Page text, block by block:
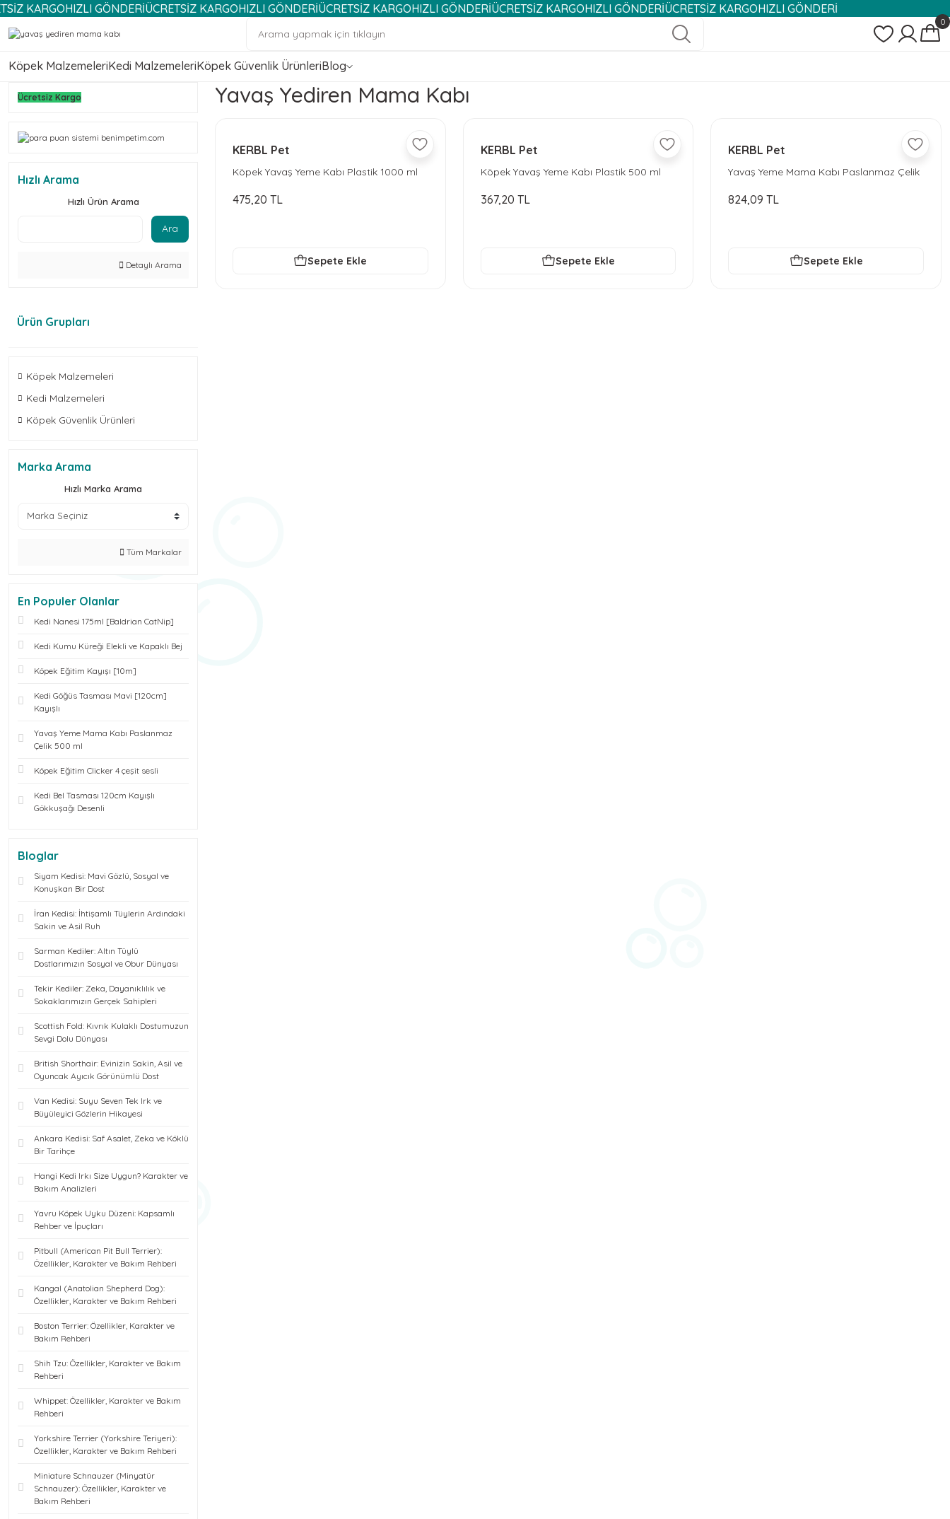
HIZLI GÖNDERİÜCRETSİZ KARGOHIZLI GÖNDERİÜCRETSİZ KARGOHIZLI GÖNDERİÜCRETSİZ KARGOHIZLI GÖNDERİÜCRETSİZ KARGOHIZLI GÖNDERİ
0
Köpek MalzemeleriKedi MalzemeleriKöpek Güvenlik ÜrünleriBlog
Ücretsiz Kargo
Hızlı Arama
Hızlı Ürün Arama
Ara
Detaylı Arama
Ürün Grupları
Köpek Malzemeleri
Kedi Malzemeleri
Köpek Güvenlik Ürünleri
Marka Arama
Hızlı Marka Arama
Tüm Markalar
En Populer Olanlar
Kedi Nanesi 175ml [Baldrian CatNip]
Kedi Kumu Küreği Elekli ve Kapaklı Bej
Köpek Eğitim Kayışı [10m]
Kedi Göğüs Tasması Mavi [120cm]
Kayışlı
Yavaş Yeme Mama Kabı Paslanmaz
Çelik 500 ml
Köpek Eğitim Clicker 4 çeşit sesli
Kedi Bel Tasması 120cm Kayışlı
Gökkuşağı Desenli
Bloglar
Siyam Kedisi: Mavi Gözlü, Sosyal ve
Konuşkan Bir Dost
İran Kedisi: İhtişamlı Tüylerin Ardındaki
Sakin ve Asil Ruh
Sarman Kediler: Altın Tüylü
Dostlarımızın Sosyal ve Obur Dünyası
Tekir Kediler: Zeka, Dayanıklılık ve
Sokaklarımızın Gerçek Sahipleri
Scottish Fold: Kıvrık Kulaklı Dostumuzun
Sevgi Dolu Dünyası
British Shorthair: Evinizin Sakin, Asil ve
Oyuncak Ayıcık Görünümlü Dost
Van Kedisi: Suyu Seven Tek Irk ve
Büyüleyici Gözlerin Hikayesi
Ankara Kedisi: Saf Asalet, Zeka ve Köklü
Bir Tarihçe
Hangi Kedi Irkı Size Uygun? Karakter ve
Bakım Analizleri
Yavru Köpek Uyku Düzeni: Kapsamlı
Rehber ve İpuçları
Pitbull (American Pit Bull Terrier):
Özellikler, Karakter ve Bakım Rehberi
Kangal (Anatolian Shepherd Dog):
Özellikler, Karakter ve Bakım Rehberi
Boston Terrier: Özellikler, Karakter ve
Bakım Rehberi
Shih Tzu: Özellikler, Karakter ve Bakım
Rehberi
Whippet: Özellikler, Karakter ve Bakım
Rehberi
Yorkshire Terrier (Yorkshire Teriyeri):
Özellikler, Karakter ve Bakım Rehberi
Miniature Schnauzer (Minyatür
Schnauzer): Özellikler, Karakter ve
Bakım Rehberi
Yavaş Yediren Mama Kabı
KERBL Pet
Köpek Yavaş Yeme Kabı Plastik 1000 ml
475,20 TL
Sepete Ekle
KERBL Pet
Köpek Yavaş Yeme Kabı Plastik 500 ml
367,20 TL
Sepete Ekle
KERBL Pet
Yavaş Yeme Mama Kabı Paslanmaz Çelik
824,09 TL
Sepete Ekle